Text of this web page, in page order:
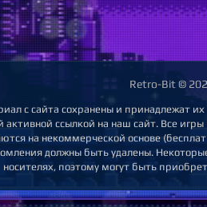
Retro-Bit ©
с сайта сохранены и принадлежат
активной ссылкой на наш сайт. Все
на некоммерческой основе
должны быть удалены.
носителях, поэтому могут быть